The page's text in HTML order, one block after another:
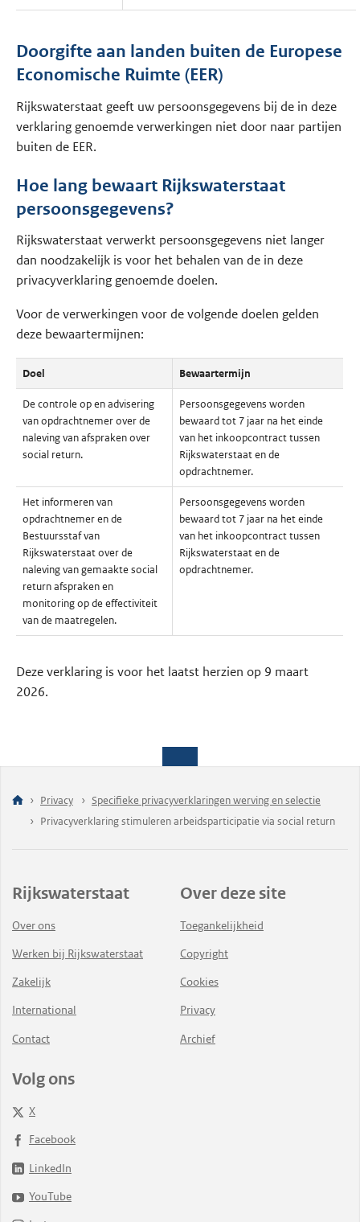
Doorgifte aan landen buiten de Europese
Economische Ruimte (EER)
Rijkswaterstaat geeft uw persoonsgegevens bij de in deze
verklaring genoemde verwerkingen niet door naar partijen
buiten de EER.
Hoe lang bewaart Rijkswaterstaat
persoonsgegevens?
Rijkswaterstaat verwerkt persoonsgegevens niet langer
dan noodzakelijk is voor het behalen van de in deze
privacyverklaring genoemde doelen.
Voor de verwerkingen voor de volgende doelen gelden
deze bewaartermijnen:
Doel Bewaartermijn
De controle op en advisering
van opdrachtnemer over de
naleving van afspraken over
social return.
Persoonsgegevens worden
bewaard tot 7 jaar na het einde
van het inkoopcontract tussen
Rijkswaterstaat en de
opdrachtnemer.
Het informeren van
opdrachtnemer en de
Bestuursstaf van
Rijkswaterstaat over de
naleving van gemaakte social
return afspraken en
monitoring op de effectiviteit
van de maatregelen.
Persoonsgegevens worden
bewaard tot 7 jaar na het einde
van het inkoopcontract tussen
Rijkswaterstaat en de
opdrachtnemer.
Deze verklaring is voor het laatst herzien op 9 maart
2026.
Privacy
Specifieke privacyverklaringen werving en selectie
Privacyverklaring stimuleren arbeidsparticipatie via social return
Rijkswaterstaat
Over ons
Werken bij Rijkswaterstaat
Zakelijk
International
Contact
Over deze site
Toegankelijkheid
Copyright
Cookies
Privacy
Archief
Volg ons
X
Facebook
LinkedIn
YouTube